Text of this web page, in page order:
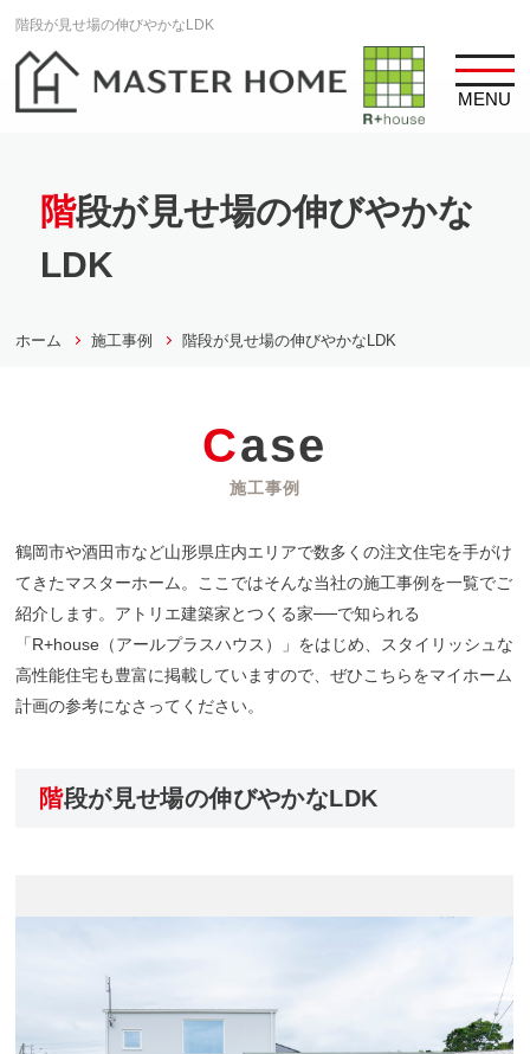
階段が見せ場の伸びやかなLDK
MENU
階段が見せ場の伸びやかな
LDK
ホーム 施工事例 階段が見せ場の伸びやかなLDK
Case
施工事例
鶴岡市や酒田市など山形県庄内エリアで数多くの注文住宅を手がけ
てきたマスターホーム。ここではそんな当社の施工事例を一覧でご
紹介します。アトリエ建築家とつくる家──で知られる
「R+house（アールプラスハウス）」をはじめ、スタイリッシュな
高性能住宅も豊富に掲載していますので、ぜひこちらをマイホーム
計画の参考になさってください。
階段が見せ場の伸びやかなLDK